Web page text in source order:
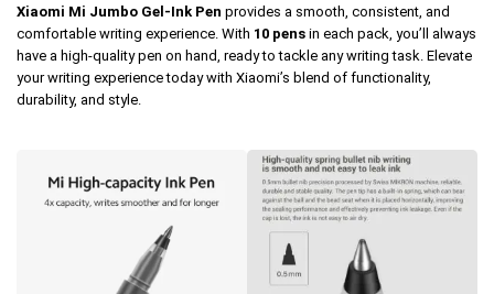
Xiaomi Mi Jumbo Gel-Ink Pen provides a smooth, consistent, and
comfortable writing experience. With 10 pens in each pack, you’ll always
have a high-quality pen on hand, ready to tackle any writing task. Elevate
your writing experience today with Xiaomi’s blend of functionality,
durability, and style.